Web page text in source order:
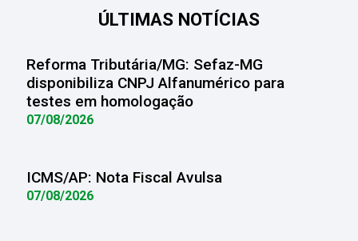
ÚLTIMAS NOTÍCIAS
Reforma Tributária/MG: Sefaz-MG
disponibiliza CNPJ Alfanumérico para
testes em homologação
07/08/2026
ICMS/AP: Nota Fiscal Avulsa
07/08/2026